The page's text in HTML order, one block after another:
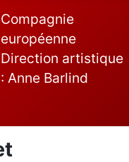
Compagnie
européenne
Direction artistique
: Anne Barlind